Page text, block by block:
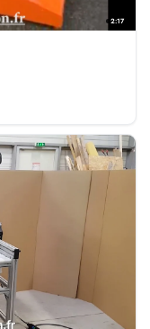
2:17